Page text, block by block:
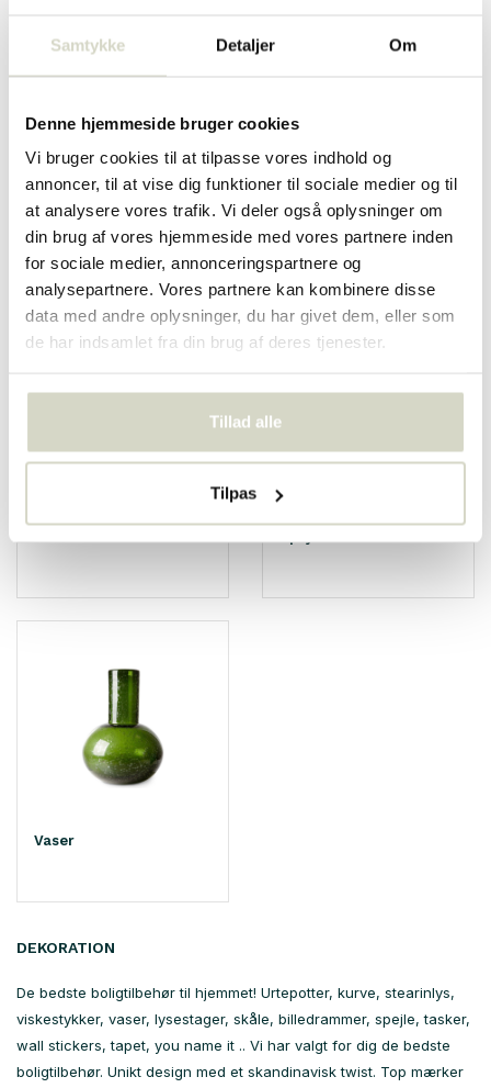
Samtykke Detaljer Om
Denne hjemmeside bruger cookies
Vi bruger cookies til at tilpasse vores indhold og
annoncer, til at vise dig funktioner til sociale medier og til
at analysere vores trafik. Vi deler også oplysninger om
din brug af vores hjemmeside med vores partnere inden
for sociale medier, annonceringspartnere og
analysepartnere. Vores partnere kan kombinere disse
data med andre oplysninger, du har givet dem, eller som
de har indsamlet fra din brug af deres tjenester.
Tillad alle
Tilpas
Kurve Plantekasser
Vaser
DEKORATION
De bedste boligtilbehør til hjemmet! Urtepotter, kurve, stearinlys,
viskestykker, vaser, lysestager, skåle, billedrammer, spejle, tasker,
wall stickers, tapet, you name it .. Vi har valgt for dig de bedste
boligtilbehør. Unikt design med et skandinavisk twist. Top mærker